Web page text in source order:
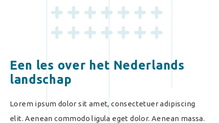
Een les over het Nederlands
landschap
Lorem ipsum dolor sit amet, consectetuer adipiscing
elit. Aenean commodo ligula eget dolor. Aenean massa.